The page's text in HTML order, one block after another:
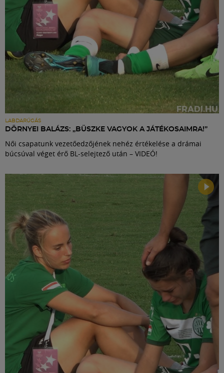
LABDARÚGÁS
DÖRNYEI BALÁZS: „BÜSZKE VAGYOK A JÁTÉKOSAIMRA!”
Női csapatunk vezetőedzőjének nehéz értékelése a drámai
búcsúval véget érő BL-selejtező után – VIDEÓ!